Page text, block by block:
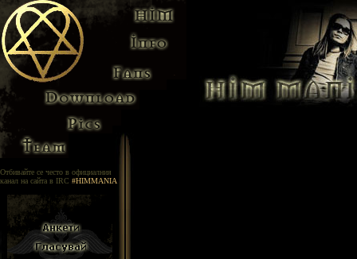
Отбивайте се често в официалния
канал на сайта в IRC #HIMMANIA